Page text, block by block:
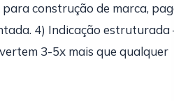
construção de marca,
4) Indicação
3-5x mais que qualquer